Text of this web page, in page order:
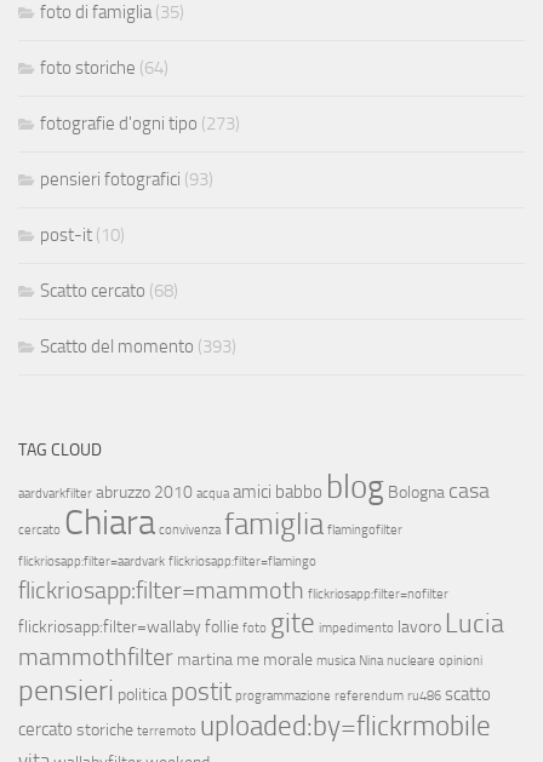
foto di famiglia(35)
foto storiche (64)
fotografie d'ogni tipo (273)
pensieri fotografici (93)
post-it (10)
Scatto cercato (68)
Scatto del momento (393)
TAG CLOUD
aardvarkfilter abruzzo 2010 acqua amici babbo blog Bologna casa
cercato Chiara convivenza famiglia flamingofilter
flickriosapp:filter=aardvark flickriosapp:filter=flamingo
flickriosapp:filter=mammoth flickriosapp:filter=nofilter
flickriosapp:filter=wallaby follie foto gite impedimento lavoro Lucia
mammothfilter martina me morale musica Nina nucleare opinioni
pensieri politica postit programmazione referendum ru486 scatto
cercato storiche terremoto uploaded:by=flickrmobile